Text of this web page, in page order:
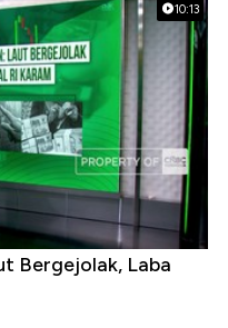
10:13
Bergejolak, Laba